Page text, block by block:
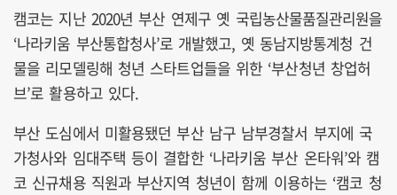
캠코는 지난 2020년 부산 연제구 옛 국립농산물품질관리원을
‘나라키움 부산통합청사’로 개발했고, 옛 동남지방통계청 건
물을 리모델링해 청년 스타트업들을 위한 ‘부산청년 창업허
브’로 활용하고 있다.
부산 도심에서 미활용됐던 부산 남구 남부경찰서 부지에 국
가청사와 임대주택 등이 결합한 ‘나라키움 부산 온타워’와 캠
코 신규채용 직원과 부산지역 청년이 함께 이용하는 ‘캠코 청